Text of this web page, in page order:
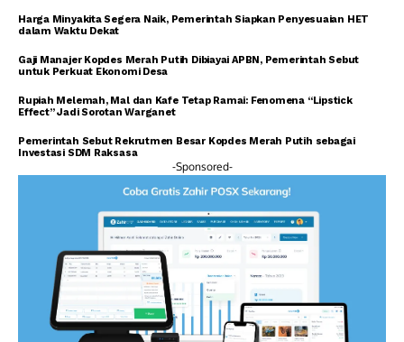
Harga Minyakita Segera Naik, Pemerintah Siapkan Penyesuaian HET
dalam Waktu Dekat
Gaji Manajer Kopdes Merah Putih Dibiayai APBN, Pemerintah Sebut
untuk Perkuat Ekonomi Desa
Rupiah Melemah, Mal dan Kafe Tetap Ramai: Fenomena “Lipstick
Effect” Jadi Sorotan Warganet
Pemerintah Sebut Rekrutmen Besar Kopdes Merah Putih sebagai
Investasi SDM Raksasa
-Sponsored-